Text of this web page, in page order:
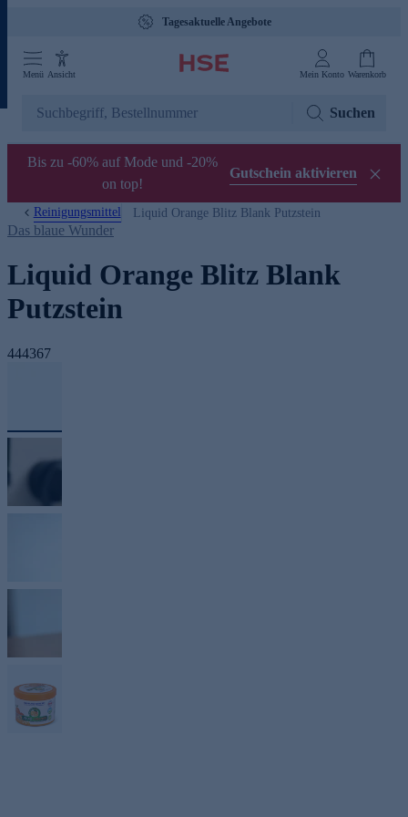
Gebührenfreie Hotline 0800 29 888 88
Menü Ansicht Mein Konto Warenkorb
Suchen
Bis zu -60% auf Mode und -20%
on top!
Gutschein aktivieren
Reinigungsmittel Liquid Orange Blitz Blank Putzstein
Das blaue Wunder
Liquid Orange Blitz Blank
Putzstein
444367